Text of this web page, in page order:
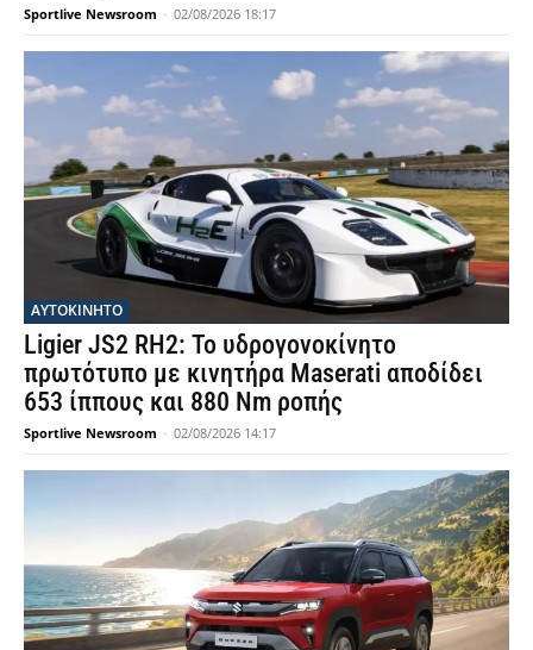
Sportlive Newsroom - 02/08/2026 18:17
ΑΥΤΟΚΙΝΗΤΟ
Ligier JS2 RH2: Το υδρογονοκίνητο
πρωτότυπο με κινητήρα Maserati αποδίδει
653 ίππους και 880 Nm ροπής
Sportlive Newsroom - 02/08/2026 14:17